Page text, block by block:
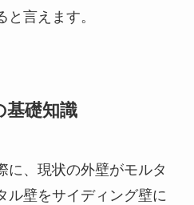
言えます。
基礎知識
に、現状の外壁がモルタ
ル壁をサイディング壁に